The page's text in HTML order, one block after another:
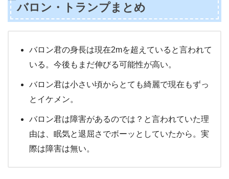
バロン・トランプまとめ
バロン君の身長は現在2mを超えていると言われて
いる。今後もまだ伸びる可能性が高い。
バロン君は小さい頃からとても綺麗で現在もずっ
とイケメン。
バロン君は障害があるのでは？と言われていた理
由は、眠気と退屈さでボーッとしていたから。実
際は障害は無い。